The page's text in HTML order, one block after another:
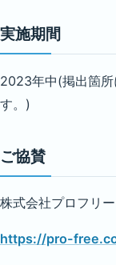
実施期間
2023年中(掲出箇所
す。)
ご協賛
株式会社プロフリ
https://pro-